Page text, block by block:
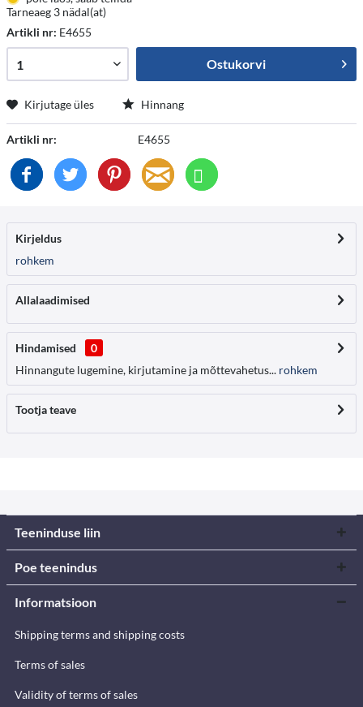
Tarneaeg 3 nädal(at)
Artikli nr: E4655
Ostukorvi
Kirjutage üles Hinnang
Artikli nr: E4655
Kirjeldus
rohkem
Allalaadimised
Hindamised
0
Hinnangute lugemine, kirjutamine ja mõttevahetus... rohkem
Tootja teave
Teeninduse liin
Poe teenindus
Informatsioon
Shipping terms and shipping costs
Terms of sales
Validity of terms of sales